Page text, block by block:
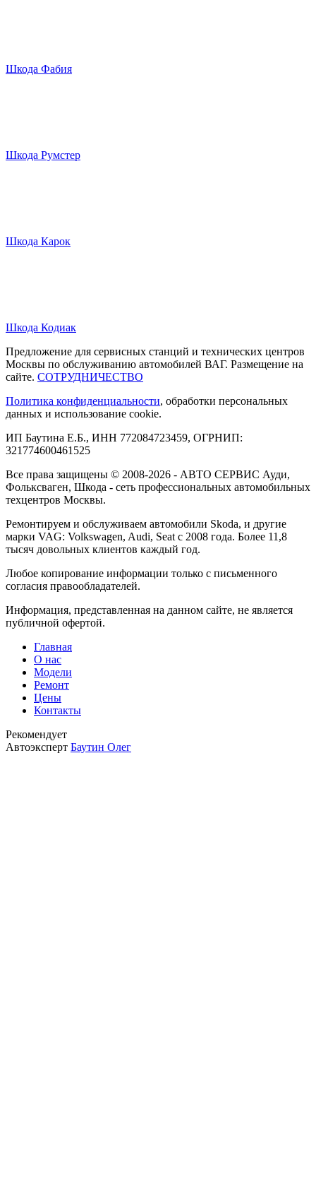
Шкода Фабия
Шкода Румстер
Шкода Карок
Шкода Кодиак
Предложение для сервисных станций и технических центров
Москвы по обслуживанию автомобилей ВАГ. Размещение на
сайте. СОТРУДНИЧЕСТВО
Политика конфиденциальности, обработки персональных
данных и использование cookie.
ИП Баутина Е.Б., ИНН 772084723459, ОГРНИП:
321774600461525
Все права защищены © 2008-2026 - АВТО СЕРВИС Ауди,
Фольксваген, Шкода - сеть профессиональных автомобильных
техцентров Москвы.
Ремонтируем и обслуживаем автомобили Skoda, и другие
марки VAG: Volkswagen, Audi, Seat с 2008 года. Более 11,8
тысяч довольных клиентов каждый год.
Любое копирование информации только с письменного
согласия правообладателей.
Информация, представленная на данном сайте, не является
публичной офертой.
Главная
О нас
Модели
Ремонт
Цены
Контакты
Рекомендует
Автоэксперт Баутин Олег